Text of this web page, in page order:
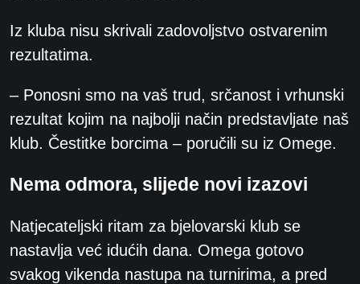
Iz kluba nisu skrivali zadovoljstvo ostvarenim
rezultatima.
– Ponosni smo na vaš trud, srčanost i vrhunski
rezultat kojim na najbolji način predstavljate naš
klub. Čestitke borcima – poručili su iz Omege.
Nema odmora, slijede novi izazovi
Natjecateljski ritam za bjelovarski klub se
nastavlja već idućih dana. Omega gotovo
svakog vikenda nastupa na turnirima, a pred